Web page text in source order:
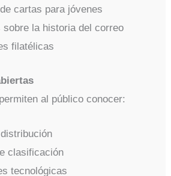
cartas para jóvenes
sobre la historia del correo
filatélicas
al público conocer:
clasificación
tecnológicas